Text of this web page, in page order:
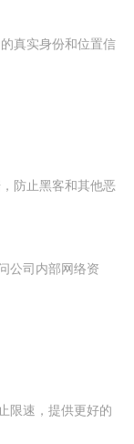
真实身份和位置信
防止黑客和其他恶
公司内部网络资
限速，提供更好的